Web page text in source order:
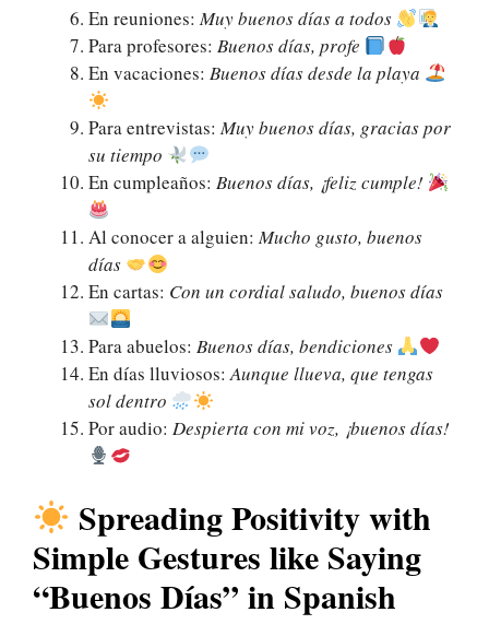
En reuniones:Muy buenos días a todos
Para profesores: Buenos días, profe
En vacaciones: Buenos días desde la playa
Para entrevistas:Muy buenos días, gracias por
su tiempo
En cumpleaños: Buenos días, ¡feliz cumple!
Al conocer a alguien:Mucho gusto, buenos
días
En cartas: Con un cordial saludo, buenos días
Para abuelos: Buenos días, bendiciones
En días lluviosos:Aunque llueva, que tengas
sol dentro
Por audio: Despierta con mi voz, ¡buenos días!
Spreading Positivity with
Simple Gestures like Saying
“Buenos Días” in Spanish